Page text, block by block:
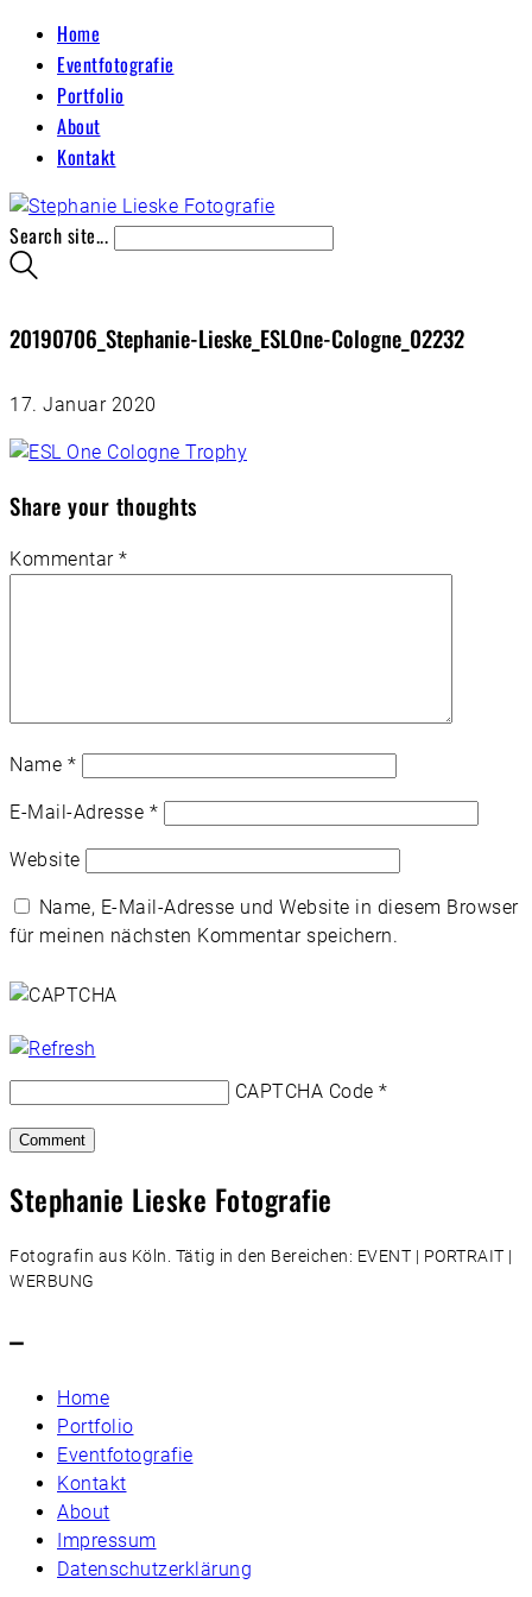
Home
Eventfotografie
Portfolio
About
Kontakt
Search site...
20190706_Stephanie-Lieske_ESLOne-Cologne_02232
17. Januar 2020
Share your thoughts
Kommentar *
Name *
E-Mail-Adresse *
Website
Name, E-Mail-Adresse und Website in diesem Browser
für meinen nächsten Kommentar speichern.
CAPTCHA Code *
Stephanie Lieske Fotografie
Fotografin aus Köln. Tätig in den Bereichen: EVENT | PORTRAIT |
WERBUNG
–
Home
Portfolio
Eventfotografie
Kontakt
About
Impressum
Datenschutzerklärung